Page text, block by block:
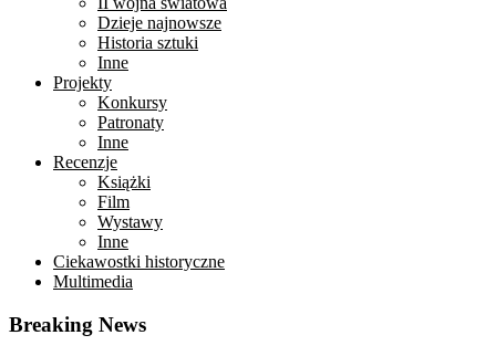
Dzieje najnowsze
Historia sztuki
Inne
Projekty
Konkursy
Patronaty
Inne
Recenzje
Książki
Film
Wystawy
Inne
Ciekawostki historyczne
Multimedia
Breaking News